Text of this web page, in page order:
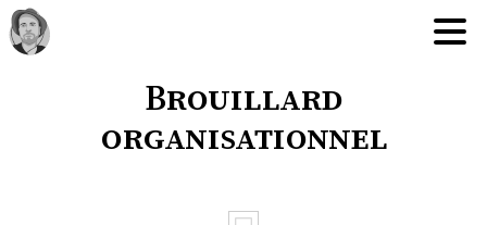
Brouillard
organisationnel